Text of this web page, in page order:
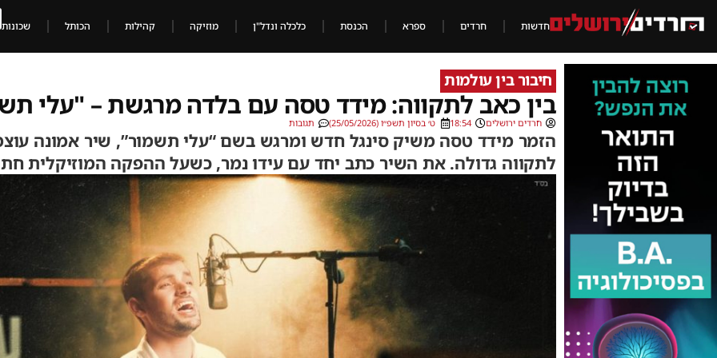
חדשות חרדים ספרא הכנסת כלכלה ונדל"ן מוזיקה קהילות הכותל שכונות
חיבור בין עולמות
בין כאב לתקווה: מידד טסה עם בלדה מרגשת – "עלי
חרדים ירושלים 18:54 ט׳ בסיון תשפ״ו (25/05/2026) תגובות
הזמר מידד טסה משיק סינגל חדש ומרגש בשם “עלי תשמור”, שיר אמונה
לתקווה גדולה. את השיר כתב יחד עם עידו נמר, כשעל ההפקה המוזיקלית